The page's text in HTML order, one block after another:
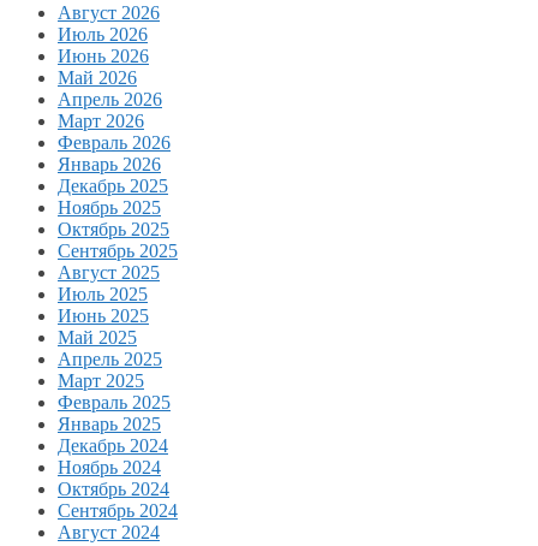
Август 2026
Июль 2026
Июнь 2026
Май 2026
Апрель 2026
Март 2026
Февраль 2026
Январь 2026
Декабрь 2025
Ноябрь 2025
Октябрь 2025
Сентябрь 2025
Август 2025
Июль 2025
Июнь 2025
Май 2025
Апрель 2025
Март 2025
Февраль 2025
Январь 2025
Декабрь 2024
Ноябрь 2024
Октябрь 2024
Сентябрь 2024
Август 2024